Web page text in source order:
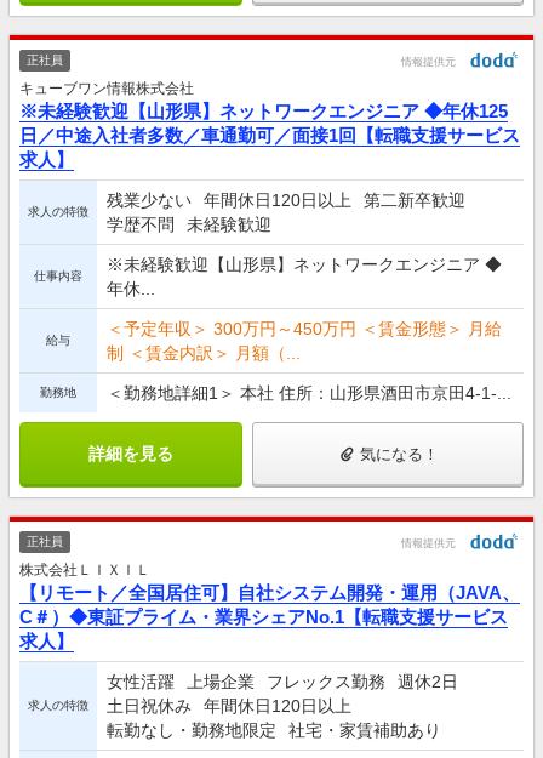
正社員 情報提供元
キューブワン情報株式会社
※未経験歓迎【山形県】ネットワークエンジニア ◆年休125
日／中途入社者多数／車通勤可／面接1回【転職支援サービス
求人】
求人の特徴
残業少ない 年間休日120日以上
第二新卒歓迎
学歴不問
未経験歓迎
仕事内容
※未経験歓迎【山形県】ネットワークエンジニア ◆
年休...
給与
＜予定年収＞ 300万円～450万円 ＜賃金形態＞ 月給
制 ＜賃金内訳＞ 月額（...
勤務地 ＜勤務地詳細1＞ 本社 住所：山形県酒田市京田4-1-...
詳細を見る 気になる！
正社員 情報提供元
株式会社ＬＩＸＩＬ
【リモート／全国居住可】自社システム開発・運用（JAVA、
C＃）◆東証プライム・業界シェアNo.1【転職支援サービス
求人】
求人の特徴
女性活躍 上場企業 フレックス勤務
週休2日
土日祝休み
年間休日120日以上
転勤なし・勤務地限定
社宅・家賃補助あり